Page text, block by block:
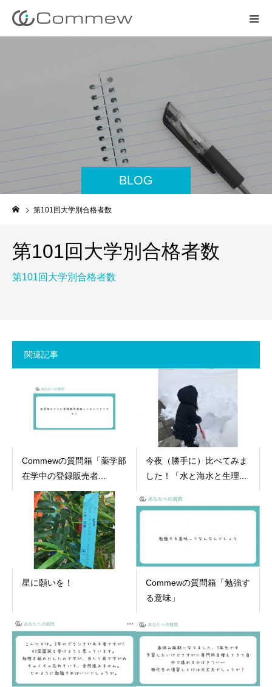
BLOG
第101回大学別合格者数
第101回大学別合格者数
第101回大学別合格者数
関連記事
Commewの質問箱「薬学部
在学中の登録販売者...
今夜（勝手に）比べてみま
した！「水と海水と生理...
星に願いを！
Commewの質問箱「勉強す
る意味」